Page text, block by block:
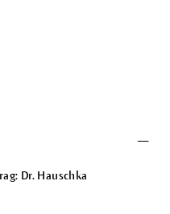
Dr. Hauschka